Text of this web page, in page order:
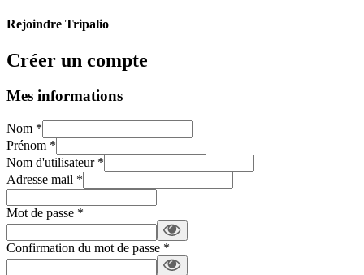
Rejoindre Tripalio
Créer un compte
Mes informations
Nom *
Prénom *
Nom d'utilisateur*
Adresse mail *
Mot de passe *
Confirmation du mot de passe *